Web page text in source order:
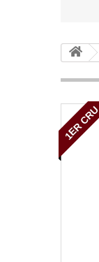
1ER